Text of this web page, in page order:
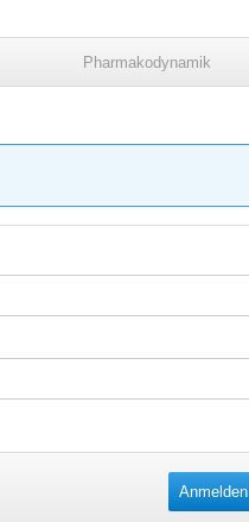
Pharmakodynamik
Anmelden